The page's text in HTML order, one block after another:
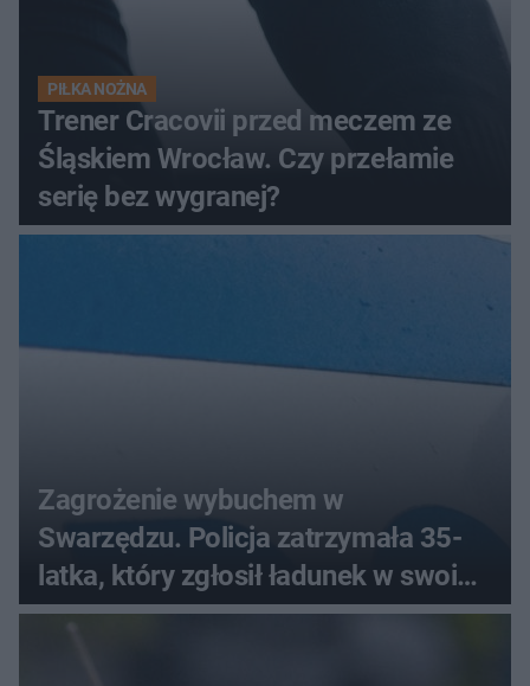
PIŁKA NOŻNA
Trener Cracovii przed meczem ze
Śląskiem Wrocław. Czy przełamie
serię bez wygranej?
Zagrożenie wybuchem w
Swarzędzu. Policja zatrzymała 35-
latka, który zgłosił ładunek w swoim
aucie